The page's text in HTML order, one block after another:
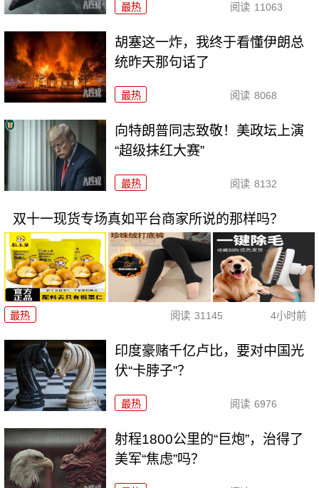
最热 阅读 11063
胡塞这一炸，我终于看懂伊朗总
统昨天那句话了
最热 阅读 8068
向特朗普同志致敬！美政坛上演
“超级抹红大赛”
最热 阅读 8132
双十一现货专场真如平台商家所说的那样吗？
最热 阅读 31145 4小时前
印度豪赌千亿卢比，要对中国光
伏“卡脖子”？
最热 阅读 6976
射程1800公里的“巨炮”，治得了
美军“焦虑”吗？